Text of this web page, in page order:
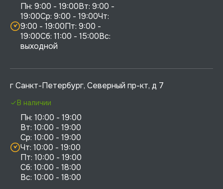
Пн: 9:00 - 19:00Вт: 9:00 -
19:00Ср: 9:00 - 19:00Чт:
9:00 - 19:00Пт: 9:00 -
19:00Сб: 11:00 - 15:00Вс:
выходной
г Санкт-Петербург, Северный пр-кт, д 7
Пн: 10:00 - 19:00
Вт: 10:00 - 19:00
Ср: 10:00 - 19:00
Чт: 10:00 - 19:00
Пт: 10:00 - 19:00
Сб: 10:00 - 18:00
В наличии